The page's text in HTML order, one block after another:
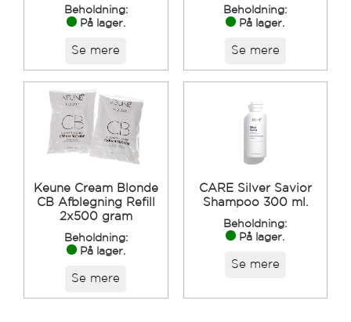
Beholdning:
På lager.
Se mere
Beholdning:
På lager.
Se mere
Keune Cream Blonde
CB Afblegning Refill
2x500 gram
Beholdning:
På lager.
Se mere
CARE Silver Savior
Shampoo 300 ml.
Beholdning:
På lager.
Se mere